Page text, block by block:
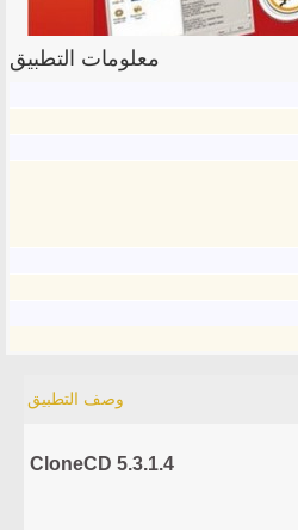
معلومات التطبيق
وصف التطبيق
CloneCD 5.3.1.4